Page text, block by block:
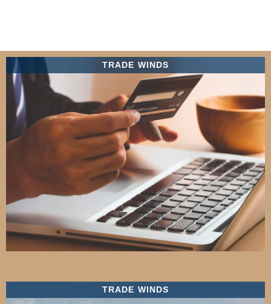
TRADE WINDS
TRADE WINDS